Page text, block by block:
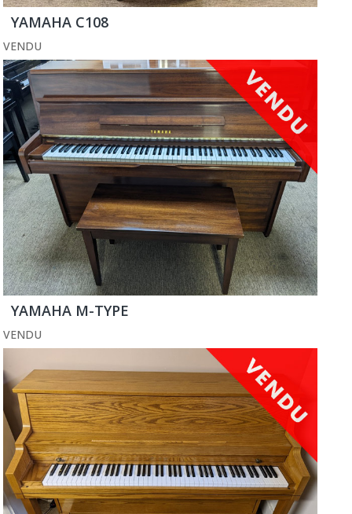
YAMAHA C108
VENDU
YAMAHA M-TYPE
VENDU